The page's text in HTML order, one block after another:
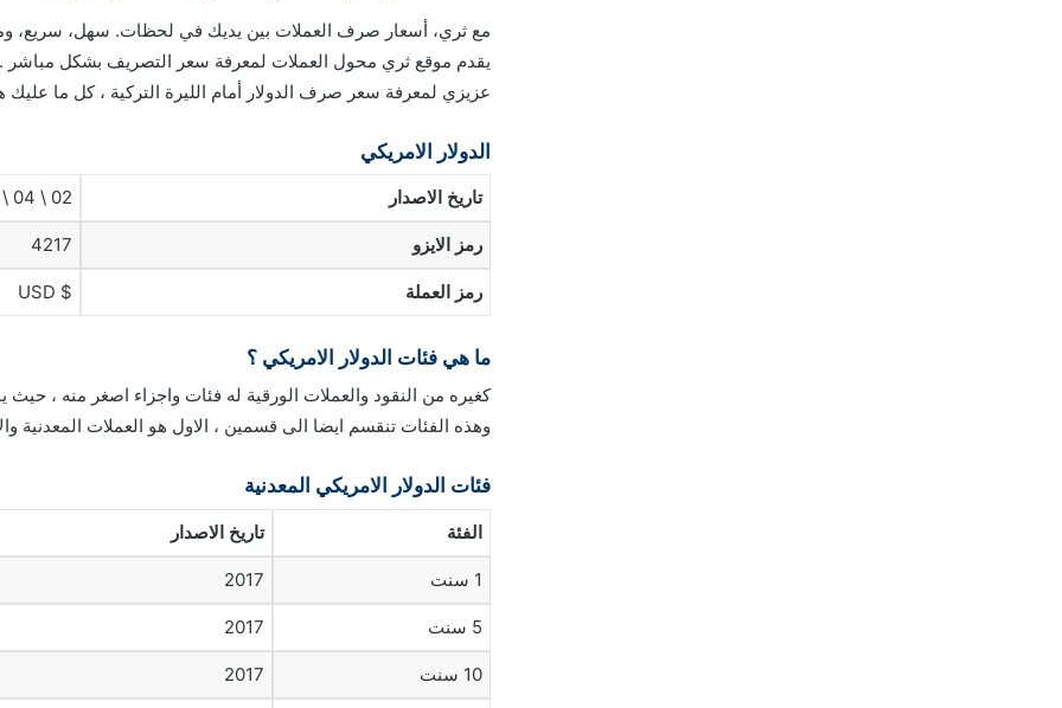
مع ثري، أسعار صرف العملات بين يديك في لحظات. سهل، سريع،
يقدم موقع ثري محول العملات لمعرفة سعر التصريف بشكل مباشر .
عزيزي لمعرفة سعر صرف الدولار أمام الليرة التركية ، كل ما
الدولار الامريكي
تاريخ الاصدار 02 \ 04 \ 1792
رمز الايزو 4217
رمز العملة $ USD
ما هي فئات الدولار الامريكي ؟
كغيره من النقود والعملات الورقية له فئات واجزاء اصغر منه ،
وهذه الفئات تنقسم ايضا الى قسمين ، الاول هو العملات المعدنية
فئات الدولار الامريكي المعدنية
الفئة تاريخ الاصدار
1 سنت 2017
5 سنت 2017
10 سنت 2017